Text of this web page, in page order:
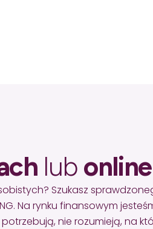
lub online
Szukasz
Na rynku finansowym
nie rozumieją, na